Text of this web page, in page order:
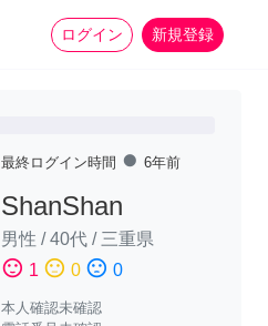
ログイン 新規登録
家事 more_horiz
最終ログイン時間 fiber_manual_record 6年前
ShanShan
男性 /40代 / 三重県
sentiment_satisfied 1 sentiment_neutral 0 sentiment_dissatisfied 0
本人確認未確認